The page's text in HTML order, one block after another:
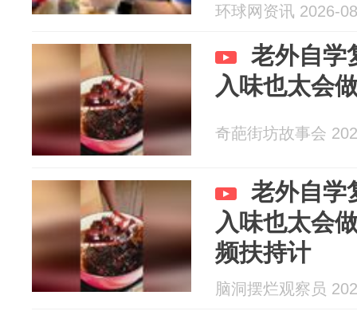
环球网资讯 2026-
老外自学
入味也太会
奇葩街坊故事会
老外自学
入味也太会
频扶持计
脑洞摆烂观察员